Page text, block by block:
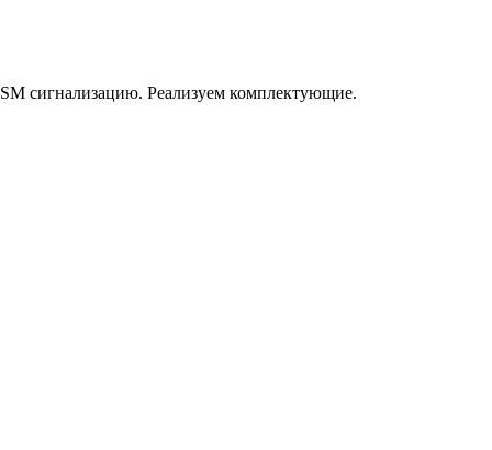
сигнализацию. Реализуем комплектующие.